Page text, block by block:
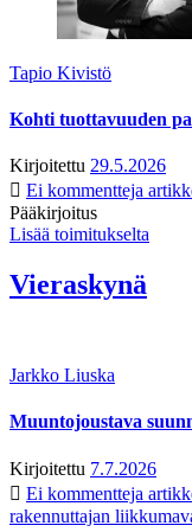
Tapio Kivistö
Kohti tuottavuuden
Kirjoitettu 29.5.2026
Ei kommentteja
Pääkirjoitus
Lisää toimitukselta
Vieraskynä
Jarkko Liuska
Muuntojoustava
Kirjoitettu 7.7.2026
Ei kommentteja
rakennuttajan